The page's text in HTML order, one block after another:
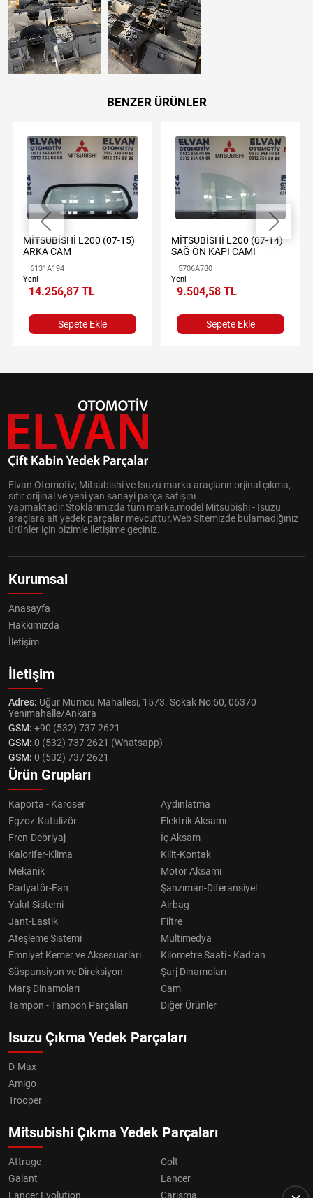
BENZER ÜRÜNLER
MİTSUBİSHİ L200 (07-15)
ARKA CAM
6131A194
Yeni
14.256,87 TL
Sepete Ekle
MİTSUBİSHİ L200 (07-14)
SAĞ ÖN KAPI CAMI
5706A780
Yeni
9.504,58 TL
Sepete Ekle
Elvan Otomotiv; Mitsubishi ve Isuzu marka araçların orjinal çıkma,
sıfır orijinal ve yeni yan sanayi parça satışını
yapmaktadır.Stoklarımızda tüm marka,model Mitsubishi - Isuzu
araçlara ait yedek parçalar mevcuttur.Web Sitemizde bulamadığınız
ürünler için bizimle iletişime geçiniz.
Kurumsal
Anasayfa
Hakkımızda
İletişim
İletişim
Adres: Uğur Mumcu Mahallesi, 1573. Sokak No:60, 06370
Yenimahalle/Ankara
GSM: +90 (532) 737 2621
GSM: 0 (532) 737 2621 (Whatsapp)
GSM: 0 (532) 737 2621
Ürün Grupları
Kaporta - Karoser
Aydınlatma
Egzoz-Katalizör
Elektrik Aksamı
Fren-Debriyaj
İç Aksam
Kalorifer-Klima
Kilit-Kontak
Mekanik
Motor Aksamı
Radyatör-Fan
Şanzıman-Diferansiyel
Yakıt Sistemi
Airbag
Jant-Lastik
Filtre
Ateşleme Sistemi
Multimedya
Emniyet Kemer ve Aksesuarları
Kilometre Saati - Kadran
Süspansiyon ve Direksiyon
Şarj Dinamoları
Marş Dinamoları
Cam
Tampon - Tampon Parçaları
Diğer Ürünler
Isuzu Çıkma Yedek Parçaları
D-Max
Amigo
Trooper
Mitsubishi Çıkma Yedek Parçaları
Attrage
Colt
Galant
Lancer
Lancer Evolution
Carisma